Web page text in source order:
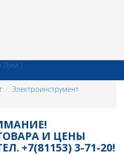
Электроинструмент
И ЦЕНЫ
+7(81153) 3-71-20!